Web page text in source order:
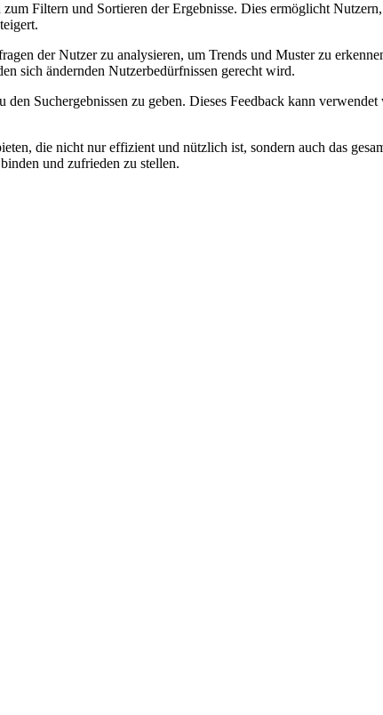
Filtern und Sortieren der Ergebnisse. Dies ermöglicht
der Nutzer zu analysieren, um Trends und Muster zu
sich ändernden Nutzerbedürfnissen gerecht wird.
Suchergebnissen zu geben. Dieses Feedback kann
die nicht nur effizient und nützlich ist, sondern auch das
und zufrieden zu stellen.